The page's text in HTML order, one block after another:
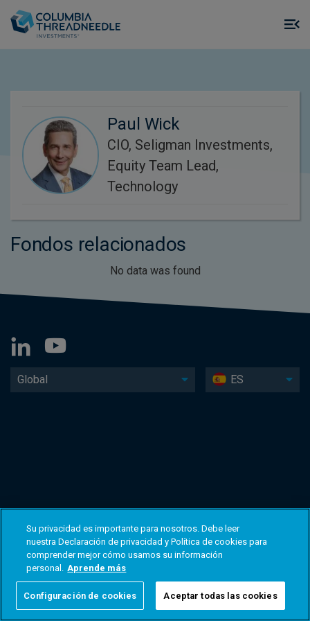
Paul Wick
CIO, Seligman Investments,
Equity Team Lead,
Technology
Fondos relacionados
No data was found
Global ES
Su privacidad es importante para nosotros. Debe leer
nuestra Declaración de privacidad y Política de cookies para
comprender mejor cómo usamos su información
personal. Aprende más
Configuración de cookies Aceptar todas las cookies